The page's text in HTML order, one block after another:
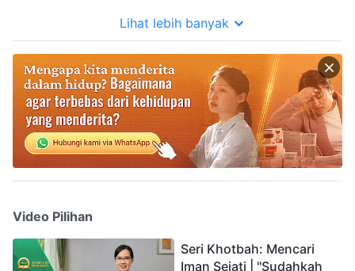
Lihat lebih banyak
Video Pilihan
Seri Khotbah: Mencari
Iman Sejati | "Sudahkah